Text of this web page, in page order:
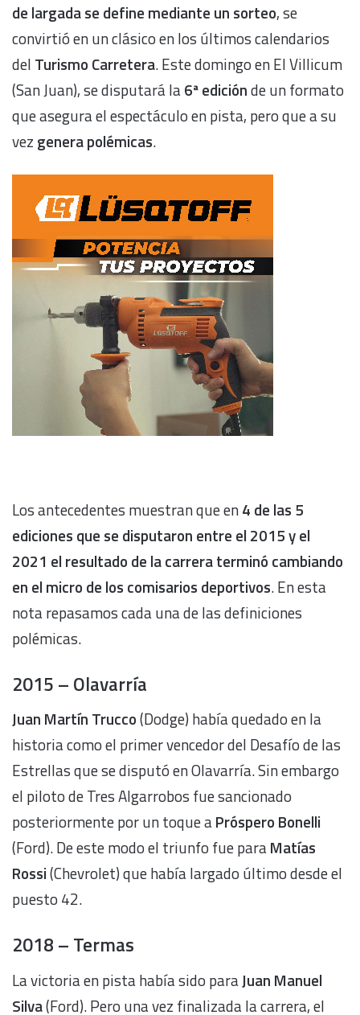
de largada se define mediante un sorteo, se
convirtió en un clásico en los últimos calendarios
del Turismo Carretera. Este domingo en El Villicum
(San Juan), se disputará la6ª ediciónde un formato
que asegura el espectáculo en pista, pero que a su
vez genera polémicas.
Los antecedentes muestran que en4 de las 5
ediciones que se disputaron entre el 2015 y el
2021 el resultado de la carrera terminó cambiando
en el micro de los comisarios deportivos. En esta
nota repasamos cada una de las definiciones
polémicas.
2015 – Olavarría
Juan Martín Trucco(Dodge) había quedado en la
historia como el primer vencedor del Desafío de las
Estrellas que se disputó en Olavarría. Sin embargo
el piloto de Tres Algarrobos fue sancionado
posteriormente por un toque aPróspero Bonelli
(Ford). De este modo el triunfo fue paraMatías
Rossi(Chevrolet) que había largado último desde el
puesto 42.
2018 – Termas
La victoria en pista había sido paraJuan Manuel
Silva(Ford). Pero una vez finalizada la carrera, el